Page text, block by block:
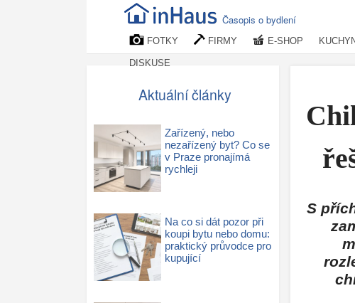
Časopis o bydlení
FOTKY FIRMY E-SHOP
DISKUSE
Aktuální články
Zařízený, nebo
nezařízený byt? Co se
v Praze pronajímá
rychleji
Na co si dát pozor při
koupi bytu nebo domu:
praktický průvodce pro
kupující
S